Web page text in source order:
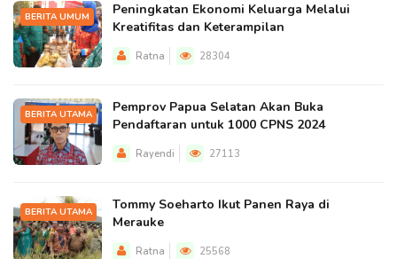
BERITA UMUM
Peningkatan Ekonomi Keluarga Melalui
Kreatifitas dan Keterampilan
Ratna 28304
BERITA UTAMA
Pemprov Papua Selatan Akan Buka
Pendaftaran untuk 1000 CPNS 2024
Rayendi 27113
BERITA UTAMA
Tommy Soeharto Ikut Panen Raya di
Merauke
Ratna 25568